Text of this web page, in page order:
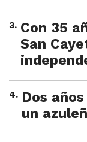
3. Con 35
San
4. Dos
un